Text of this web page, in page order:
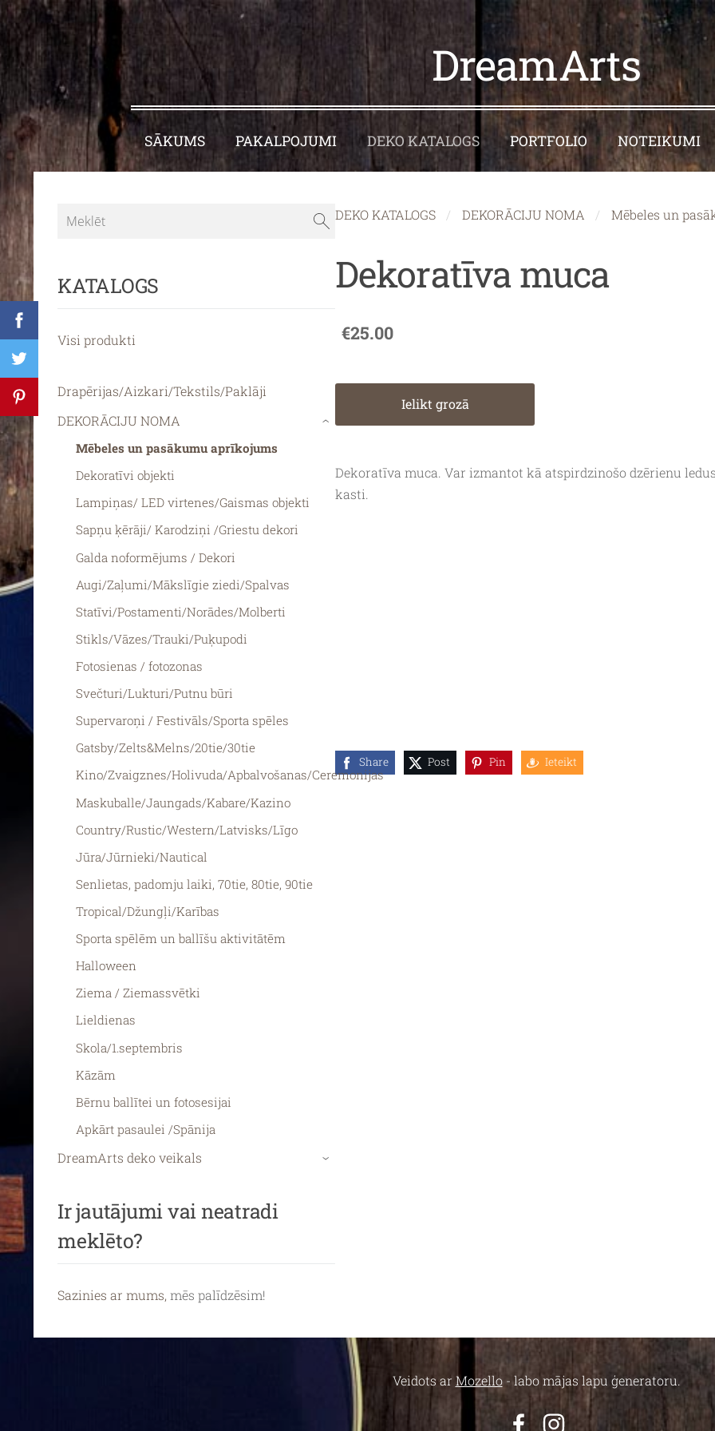
DreamArts
SĀKUMS PAKALPOJUMI DEKO KATALOGS PORTFOLIO NOTEIKUMI
KATALOGS
Visi produkti
Drapērijas/Aizkari/Tekstils/Paklāji
DEKORĀCIJU NOMA
Mēbeles un pasākumu aprīkojums
Dekoratīvi objekti
Lampiņas/ LED virtenes/Gaismas objekti
Sapņu ķērāji/ Karodziņi /Griestu dekori
Galda noformējums / Dekori
Augi/Zaļumi/Mākslīgie ziedi/Spalvas
Statīvi/Postamenti/Norādes/Molberti
Stikls/Vāzes/Trauki/Puķupodi
Fotosienas / fotozonas
Svečturi/Lukturi/Putnu būri
Supervaroņi / Festivāls/Sporta spēles
Gatsby/Zelts&Melns/20tie/30tie
Kino/Zvaigznes/Holivuda/Apbalvošanas/Ceremonijas
Maskuballe/Jaungads/Kabare/Kazino
Country/Rustic/Western/Latvisks/Līgo
Jūra/Jūrnieki/Nautical
Senlietas, padomju laiki, 70tie, 80tie, 90tie
Tropical/Džungļi/Karības
Sporta spēlēm un ballīšu aktivitātēm
Halloween
Ziema / Ziemassvētki
Lieldienas
Skola/1.septembris
Kāzām
Bērnu ballītei un fotosesijai
Apkārt pasaulei /Spānija
›
DreamArts deko veikals ›
Ir jautājumi vai neatradi
meklēto?
Sazinies ar mums, mēs palīdzēsim!
DEKO KATALOGS DEKORĀCIJU NOMA Mēbeles un
Dekoratīva muca
€25.00
Ielikt grozā
Dekoratīva muca. Var izmantot kā atspirdzinošo dzērienu
kasti.
Share Post Pin Ieteikt
Veidots ar Mozello- labo mājas lapu ģeneratoru.